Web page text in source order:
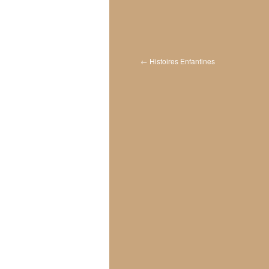
← Histoires Enfantines